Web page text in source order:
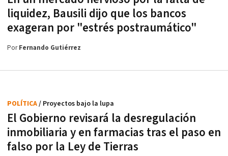
liquidez, Bausili dijo que los bancos
exageran por "estrés postraumático"
PorFernando Gutiérrez
El Gobierno revisará la desregulación
inmobiliaria y en farmacias tras el paso en
falso por la Ley de Tierras
POLÍTICA/ Proyectos bajo la lupa